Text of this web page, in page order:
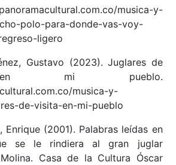
musica-y-
polo-para-donde-vas-voy-
ligero
Gustavo (2023). Juglares de
mi pueblo.
musica-y-
de-visita-en-mi-pueblo
Enrique (2001). Palabras leídas en
se le rindiera al gran juglar
Casa de la Cultura Óscar